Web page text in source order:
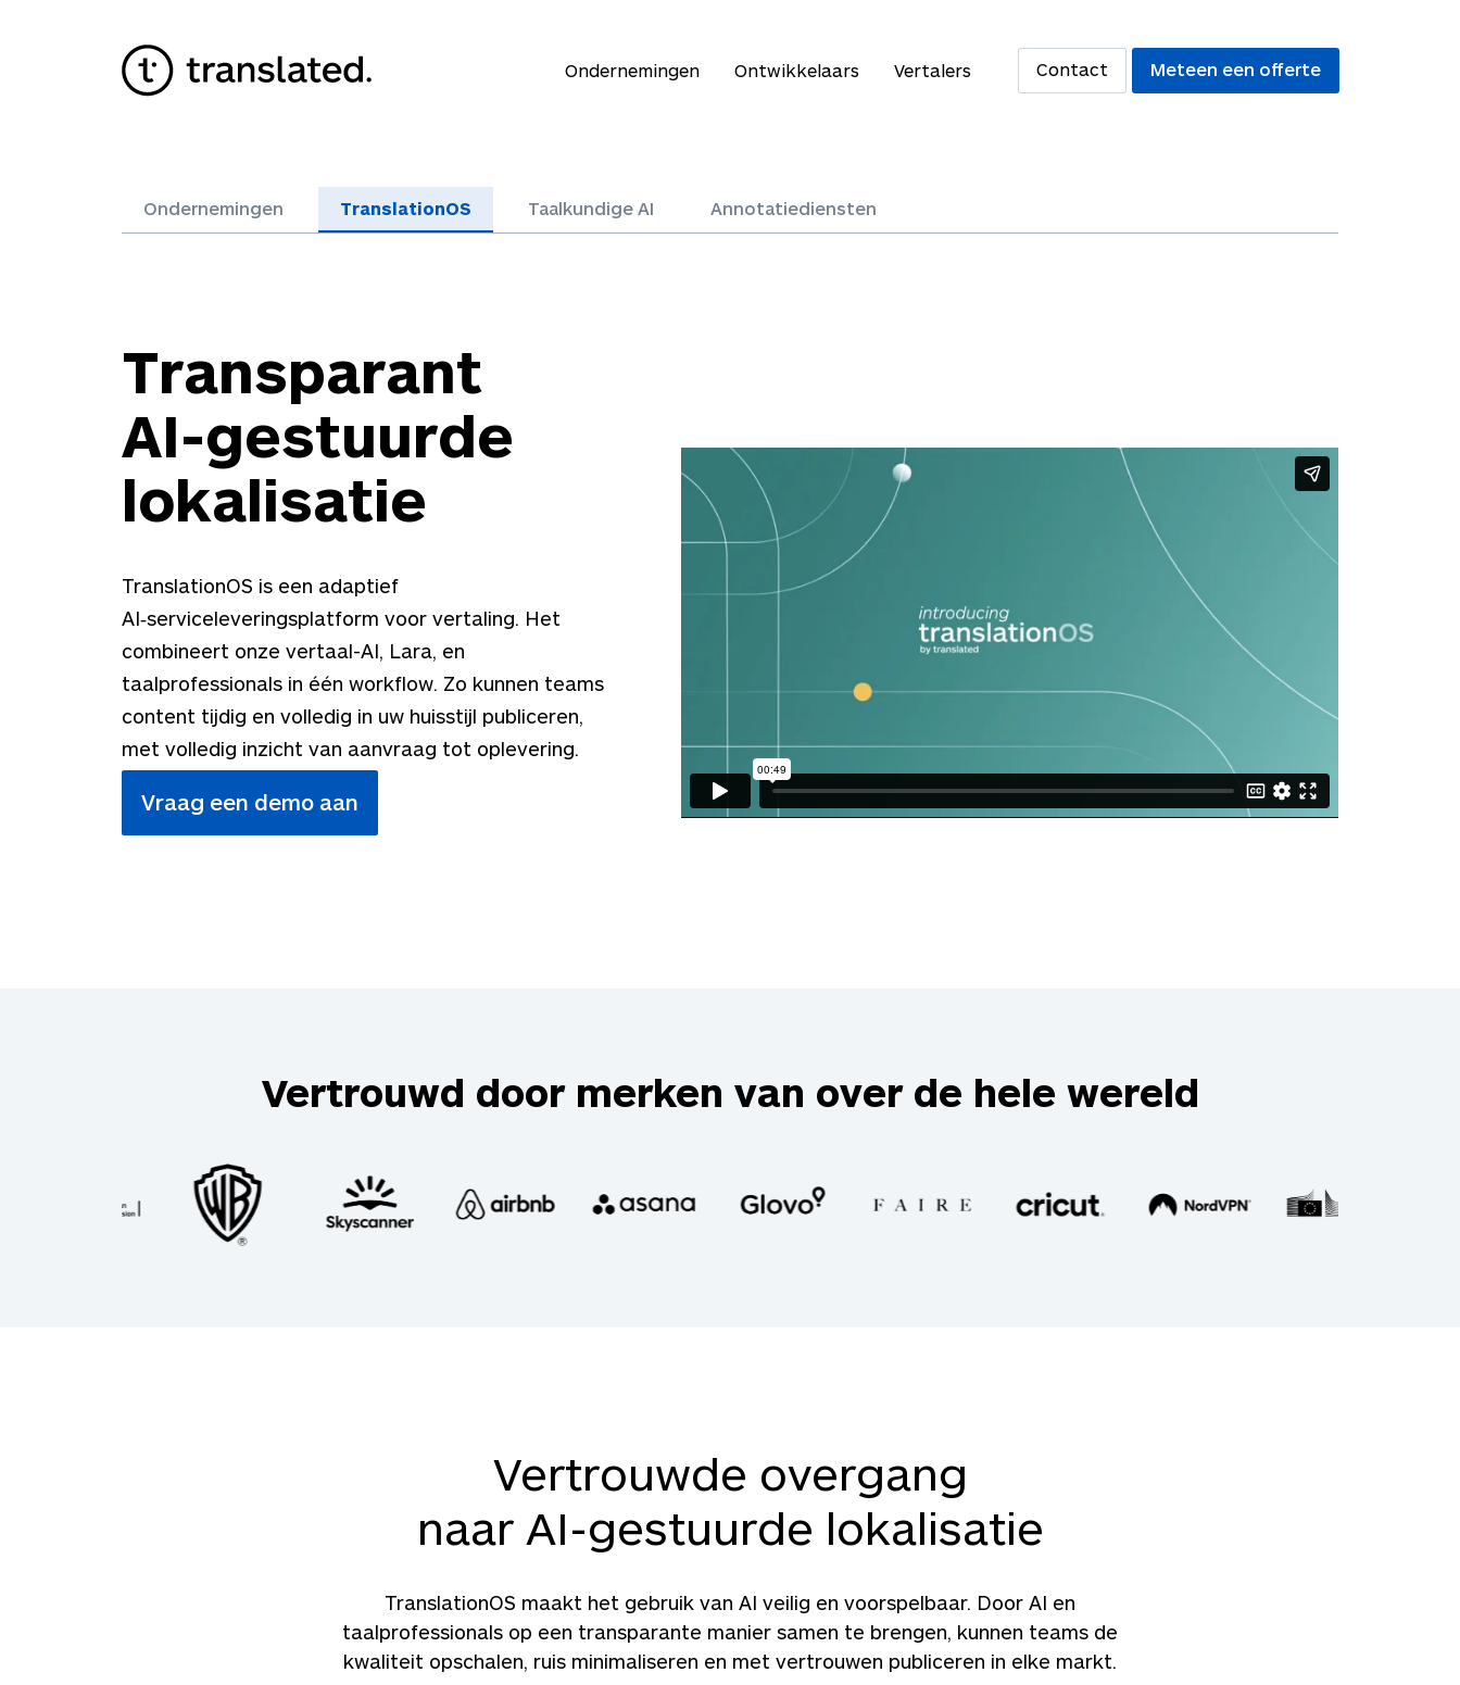
Ondernemingen Ontwikkelaars Vertalers Contact Meteen een offerte
Ondernemingen TranslationOS Taalkundige AI Annotatiediensten
Transparant
AI-gestuurde
lokalisatie
TranslationOS is een adaptief
AI‑serviceleveringsplatform voor vertaling. Het
combineert onze vertaal-AI, Lara, en
taalprofessionals in één workflow. Zo kunnen teams
content tijdig en volledig in uw huisstijl publiceren,
met volledig inzicht van aanvraag tot oplevering.
Vraag een demo aan
Vertrouwd door merken van over de hele wereld
Vertrouwde overgang
naar AI-gestuurde lokalisatie
TranslationOS maakt het gebruik van AI veilig en voorspelbaar. Door AI en
taalprofessionals op een transparante manier samen te brengen, kunnen teams de
kwaliteit opschalen, ruis minimaliseren en met vertrouwen publiceren in elke markt.